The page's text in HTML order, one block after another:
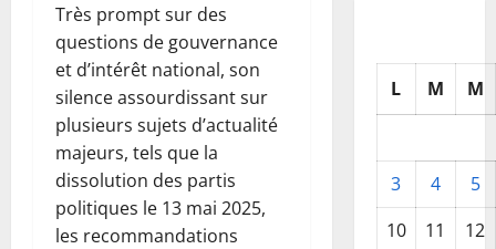
Très prompt sur des
questions de gouvernance
et d’intérêt national, son
silence assourdissant sur
plusieurs sujets d’actualité
majeurs, tels que la
dissolution des partis
politiques le 13 mai 2025,
les recommandations
L M M
3 4
5
10
11
12